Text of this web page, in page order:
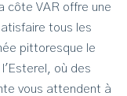
côte VAR offre une
tous les
pittoresque le
où des
vous attendent à